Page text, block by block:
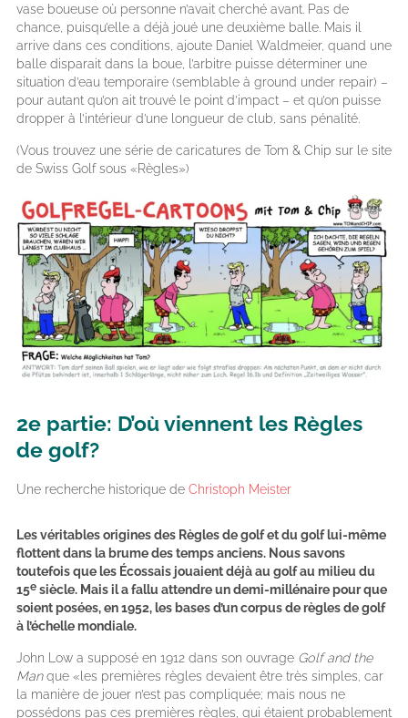
vase boueuse où personne n’avait cherché avant. Pas de
chance, puisqu’elle a déjà joué une deuxième balle. Mais il
arrive dans ces conditions, ajoute Daniel Waldmeier, quand une
balle disparait dans la boue, l’arbitre puisse déterminer une
situation d’eau temporaire (semblable à ground under repair) –
pour autant qu’on ait trouvé le point d’impact – et qu’on puisse
dropper à l’intérieur d’une longueur de club, sans pénalité.
(Vous trouvez une série de caricatures de Tom & Chip sur le site
de Swiss Golf sous «Règles»)
2e partie: D’où viennent les Règles
de golf?
Une recherche historique de Christoph Meister
Les véritables origines des Règles de golf et du golf lui-même
flottent dans la brume des temps anciens. Nous savons
toutefois que les Écossais jouaient déjà au golf au milieu du
15e siècle. Mais il a fallu attendre un demi-millénaire pour que
soient posées, en 1952, les bases d’un corpus de règles de golf
à l’échelle mondiale.
John Low a supposé en 1912 dans son ouvrage Golf and the
Manque «les premières règles devaient être très simples, car
la manière de jouer n’est pas compliquée; mais nous ne
possédons pas ces premières règles, qui étaient probablement